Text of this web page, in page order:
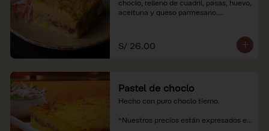
choclo, relleno de cuadril, pasas, huevo,
aceituna y queso parmesano.
soles e incluyen impuestos de ley y
recargo al consumo.
S/ 26.00
Pastel de choclo
Hecho con puro choclo tierno.
*Nuestros precios están expresados en